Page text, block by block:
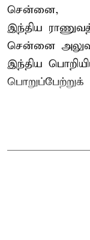
சென்னை,
இந்திய
சென்னை
இந்திய